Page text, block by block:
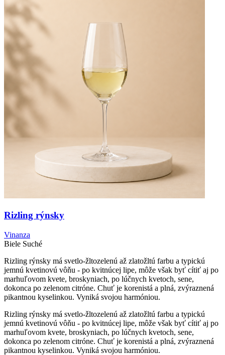
Rizling rýnsky
Vinanza
Biele Suché
Rizling rýnsky má svetlo-žltozelenú až zlatožltú farbu a typickú
jemnú kvetinovú vôňu - po kvitnúcej lipe, môže však byť cítiť aj po
marhuľovom kvete, broskyniach, po lúčnych kvetoch, sene,
dokonca po zelenom citróne. Chuť je korenistá a plná, zvýraznená
pikantnou kyselinkou. Vyniká svojou harmóniou.
Rizling rýnsky má svetlo-žltozelenú až zlatožltú farbu a typickú
jemnú kvetinovú vôňu - po kvitnúcej lipe, môže však byť cítiť aj po
marhuľovom kvete, broskyniach, po lúčnych kvetoch, sene,
dokonca po zelenom citróne. Chuť je korenistá a plná, zvýraznená
pikantnou kyselinkou. Vyniká svojou harmóniou.